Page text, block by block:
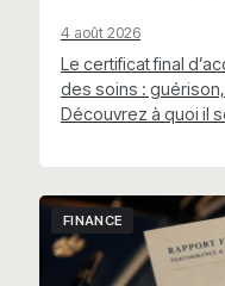
4 août 2026
Le certificat final
des soins :
Découvrez à quoi il
FINANCE